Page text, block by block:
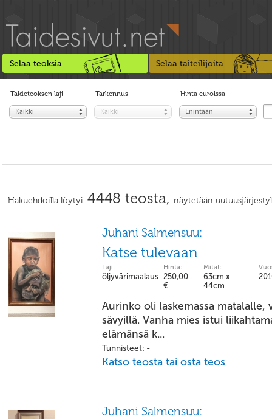
Selaa teoksia Selaa taiteilijoita
Taideteoksen laji
Kaikki
Tarkennus
Kaikki
Hinta euroissa
Enintään
Hakuehdoilla löytyi 4448 teosta, näytetään
Juhani Salmensuu:
Katse tulevaan
Laji:
öljyvärimaalaus
Hinta:
250,00
€
Mitat:
63cm x
44cm
Aurinko oli laskemassa matalalle,
sävyillä. Vanha mies istui
elämänsä k...
Tunnisteet: -
Katso teosta tai osta teos
Juhani Salmensuu: